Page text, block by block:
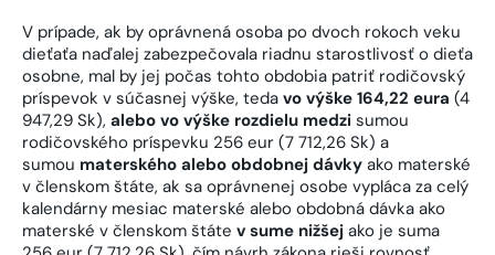
V prípade, ak by oprávnená osoba po dvoch rokoch veku
dieťaťa naďalej zabezpečovala riadnu starostlivosť o dieťa
osobne, mal by jej počas tohto obdobia patriť rodičovský
príspevok v súčasnej výške, teda vo výške 164,22 eura (4
947,29 Sk), alebo vo výške rozdielu medzi sumou
rodičovského príspevku 256 eur (7 712,26 Sk) a
sumou materského alebo obdobnej dávky ako materské
v členskom štáte, ak sa oprávnenej osobe vypláca za celý
kalendárny mesiac materské alebo obdobná dávka ako
materské v členskom štáte v sume nižšej ako je suma